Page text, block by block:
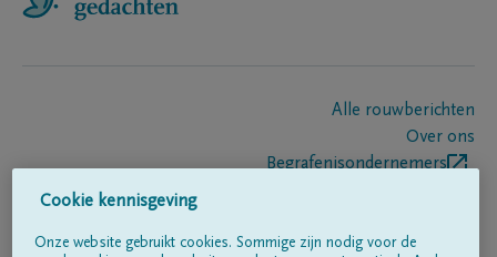
Alle rouwberichten
Over ons
Begrafenisondernemers
Cookie kennisgeving
Onze website gebruikt cookies. Sommige zijn nodig voor de